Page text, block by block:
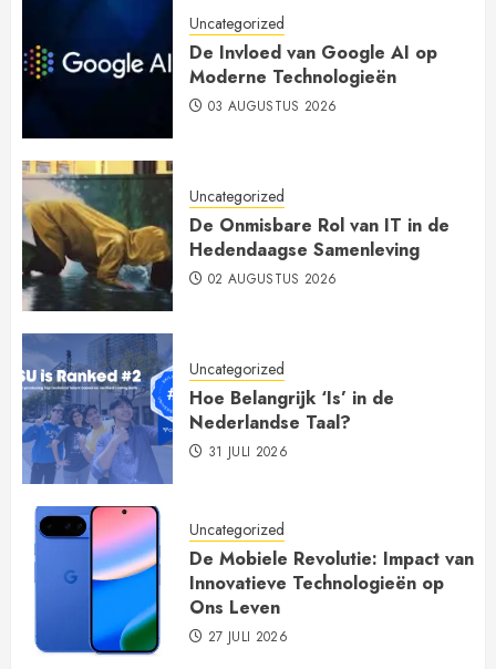
Uncategorized
De Invloed van Google AI op
Moderne Technologieën
03 AUGUSTUS 2026
Uncategorized
De Onmisbare Rol van IT in de
Hedendaagse Samenleving
02 AUGUSTUS 2026
Uncategorized
Hoe Belangrijk ‘Is’ in de
Nederlandse Taal?
31 JULI 2026
Uncategorized
De Mobiele Revolutie: Impact van
Innovatieve Technologieën op
Ons Leven
27 JULI 2026